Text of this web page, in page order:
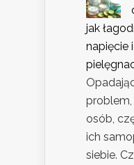
jak
napięcie
osób,
ich
siebie.